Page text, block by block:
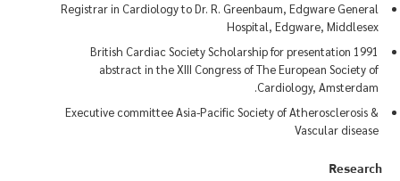
Registrar in Cardiology to Dr. R. Greenbaum, Edgware General
Hospital, Edgware, Middlesex
1991 British Cardiac Society Scholarship for presentation
abstract in the XIII Congress of The European Society of
Cardiology, Amsterdam.
Executive committee Asia-Pacific Society of Atherosclerosis &
Vascular disease
Research